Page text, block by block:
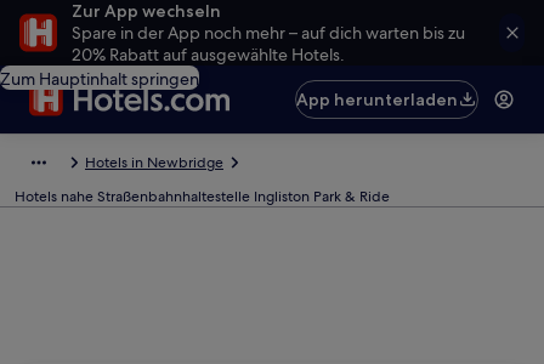
Zur App wechseln
Spare in der App noch mehr – auf dich warten bis zu
20% Rabatt auf ausgewählte Hotels.
Zum Hauptinhalt springen
App herunterladen
Hotels in Newbridge
Hotels nahe Straßenbahnhaltestelle Ingliston Park & Ride